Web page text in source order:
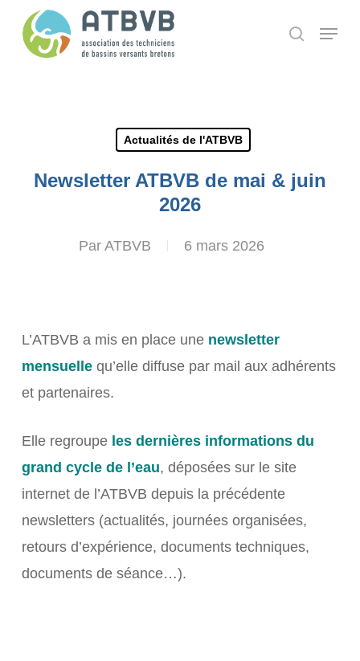
search
Menu
Actualités de l'ATBVB
Newsletter ATBVB de mai & juin
2026
Par ATBVB 6 mars 2026
L’ATBVB a mis en place unenewsletter
mensuelle qu’elle diffuse par mail aux adhérents
et partenaires.
Elle regroupe les dernières informations du
grand cycle de l’eau, déposées sur le site
internet de l’ATBVB depuis la précédente
newsletters (actualités, journées organisées,
retours d’expérience, documents techniques,
documents de séance…).
Panneau de gestion des cookies